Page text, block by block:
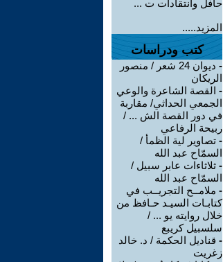
حافل وانتقادات ت ...
المزيد.....
كتب ودراسات
-
ديوان 24 شعر / منصور
الريكان
- القصة الشاعرة والوعي
الجمعي الحداثي/ مقاربة
في دور القصة الش ... /
ربيحة الرفاعي
- تصاوير لية الظمأ /
السمّاح عبد الله
- ثلاثاءات عابر سبيل /
السمّاح عبد الله
- ملامــح التجريــب في
كتابـات السيـد حـافظ من
خلال روايته يو ... /
سلسبيل كريبع
- قناديل الحكمة / د. خالد
زغريت